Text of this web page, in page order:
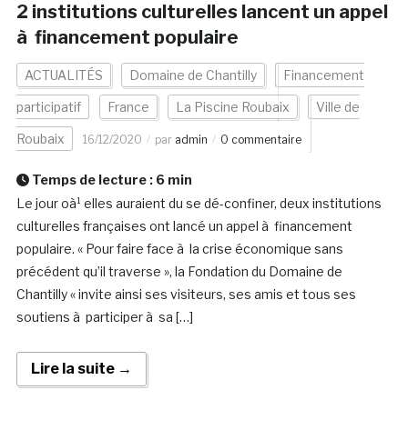
2 institutions culturelles lancent un appel
à financement populaire
ACTUALITÉS Domaine de Chantilly Financement
participatif France La Piscine Roubaix Ville de
Roubaix 16/12/2020 par admin 0 commentaire
Temps de lecture : 6 min
Le jour oà¹ elles auraient du se dé-confiner, deux institutions
culturelles françaises ont lancé un appel à financement
populaire. « Pour faire face à la crise économique sans
précédent qu’il traverse », la Fondation du Domaine de
Chantilly « invite ainsi ses visiteurs, ses amis et tous ses
soutiens à participer à sa […]
Lire la suite →